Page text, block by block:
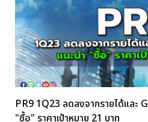
PR9 1Q23 ลดลงจากรายได้และ
"ซื้อ" ราคาเป้าหมาย 21 บาท